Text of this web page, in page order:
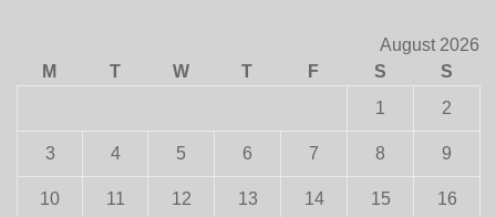
August 2026
M
T W T F S
S
1
2
3 4 5 6 7 8 9
10 11 12 13 14 15 16